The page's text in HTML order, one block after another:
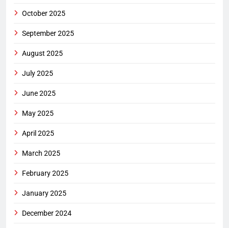
October 2025
September 2025
August 2025
July 2025
June 2025
May 2025
April 2025
March 2025
February 2025
January 2025
December 2024